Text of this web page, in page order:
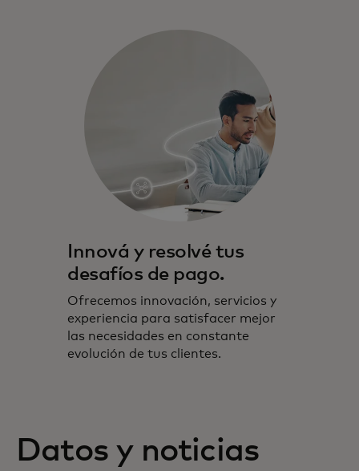
Innová y resolvé tus
desafíos de pago.
Ofrecemos innovación, servicios y
experiencia para satisfacer mejor
las necesidades en constante
evolución de tus clientes.
Datos y noticias